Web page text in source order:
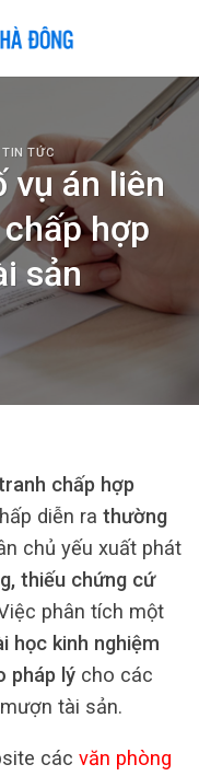
TIN TỨC
vụ án liên
hợp
sản
chấp hợp
diễn ra thường
chủ yếu xuất phát
thiếu chứng cứ
phân tích một
học kinh nghiệm
pháp lý cho các
tài sản.
các văn phòng